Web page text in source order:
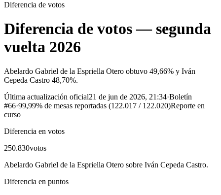
Diferencia de votos
Diferencia de votos — segunda
vuelta 2026
Abelardo Gabriel de la Espriella Otero obtuvo 49,66% y Iván
Cepeda Castro 48,70%.
Última actualización oficial21 de jun de 2026, 21:34·Boletín
#66·99,99% de mesas reportadas (122.017 / 122.020)Reporte en
curso
Diferencia en votos
250.830votos
Abelardo Gabriel de la Espriella Otero sobre Iván Cepeda Castro.
Diferencia en puntos